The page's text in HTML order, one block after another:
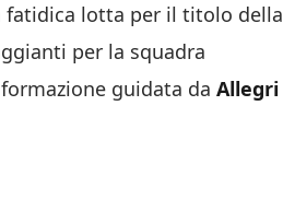
fatidica lotta per il titolo della
per la squadra
guidata da Allegri